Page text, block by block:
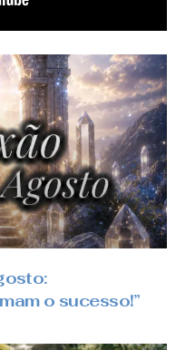
o sucesso!”